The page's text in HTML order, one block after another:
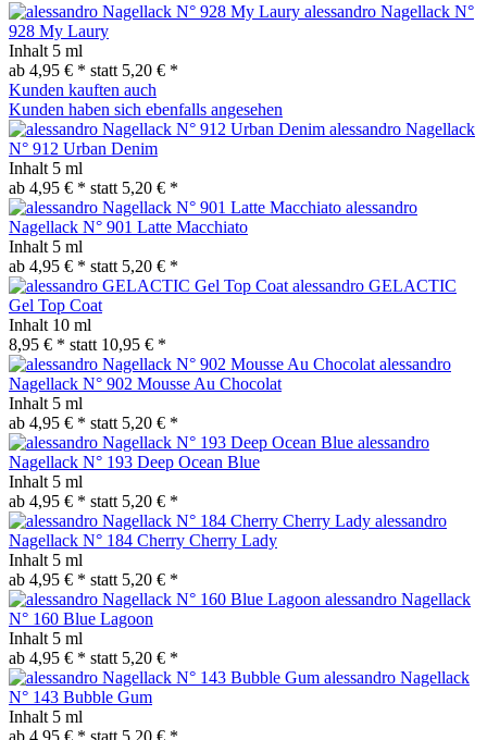
alessandro Nagellack N°
928 My Laury
Inhalt 5 ml
ab 4,95 € * statt 5,20 € *
Kunden kauften auch
Kunden haben sich ebenfalls angesehen
alessandro Nagellack
N° 912 Urban Denim
Inhalt 5 ml
ab 4,95 € * statt 5,20 € *
alessandro
Nagellack N° 901 Latte Macchiato
Inhalt 5 ml
ab 4,95 € * statt 5,20 € *
alessandro GELACTIC
Gel Top Coat
Inhalt 10 ml
8,95 € * statt 10,95 € *
alessandro
Nagellack N° 902 Mousse Au Chocolat
Inhalt 5 ml
ab 4,95 € * statt 5,20 € *
alessandro
Nagellack N° 193 Deep Ocean Blue
Inhalt 5 ml
ab 4,95 € * statt 5,20 € *
alessandro
Nagellack N° 184 Cherry Cherry Lady
Inhalt 5 ml
ab 4,95 € * statt 5,20 € *
alessandro Nagellack
N° 160 Blue Lagoon
Inhalt 5 ml
ab 4,95 € * statt 5,20 € *
alessandro Nagellack
N° 143 Bubble Gum
Inhalt 5 ml
ab 4,95 € * statt 5,20 € *